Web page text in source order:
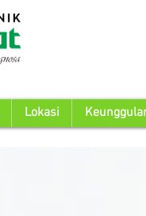
Lokasi